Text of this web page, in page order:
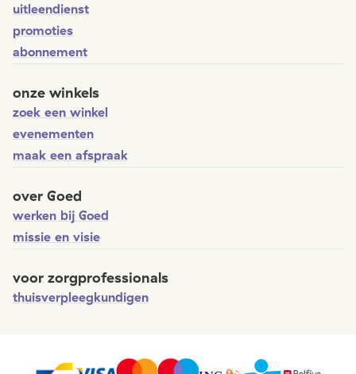
uitleendienst
promoties
abonnement
onze winkels
zoek een winkel
evenementen
maak een afspraak
over Goed
werken bij Goed
missie en visie
voor zorgprofessionals
thuisverpleegkundigen